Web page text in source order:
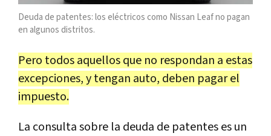
Deuda de patentes: los eléctricos como Nissan Leaf no pagan
en algunos distritos.
Pero todos aquellos que no respondan a estas
excepciones, y tengan auto, deben pagar el
impuesto.
La consulta sobre la deuda de patentes es un